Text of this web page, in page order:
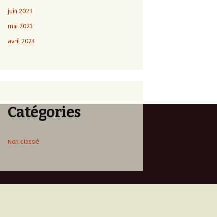
juin 2023
mai 2023
avril 2023
Catégories
Non classé